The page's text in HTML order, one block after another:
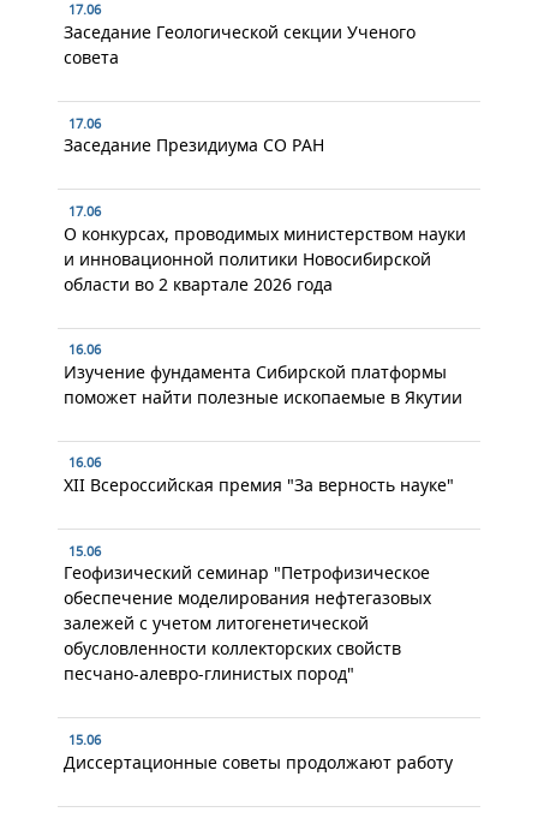
17.06
Заседание Геологической секции Ученого
совета
17.06
Заседание Президиума СО РАН
17.06
О конкурсах, проводимых министерством науки
и инновационной политики Новосибирской
области во 2 квартале 2026 года
16.06
Изучение фундамента Сибирской платформы
поможет найти полезные ископаемые в Якутии
16.06
XII Всероссийская премия "За верность науке"
15.06
Геофизический семинар "Петрофизическое
обеспечение моделирования нефтегазовых
залежей с учетом литогенетической
обусловленности коллекторских свойств
песчано-алевро-глинистых пород"
15.06
Диссертационные советы продолжают работу